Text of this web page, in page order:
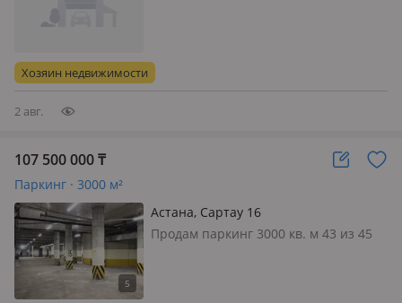
свет вода канализация центральное
Отопление на газу Хорошая локация
Хозяин недвижимости
2 авг.
107 500 000₸
Паркинг · 3000 м²
Астана, Сартау 16
Продам паркинг 3000 кв. м 43 из 45